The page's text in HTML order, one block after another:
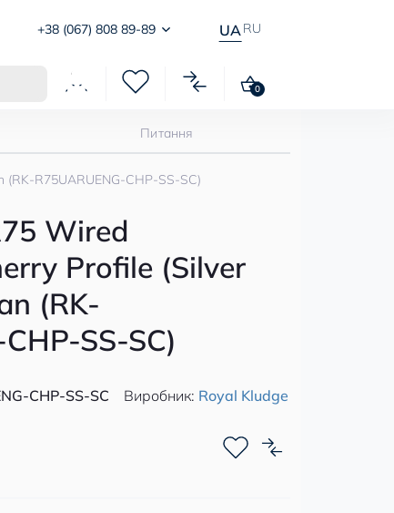
+38 (067) 808 89-89 UA RU
0
R75UARUENG-CHP-SS-SC)
Питання
Wired
Profile (Silver
(RK-
SS-SC)
CHP-SS-SC Виробник: Royal Kludge